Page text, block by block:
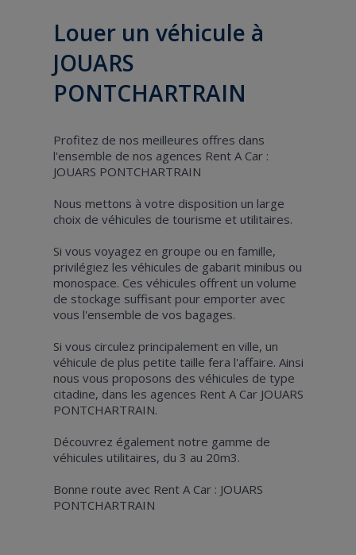
Louer un véhicule à
JOUARS
PONTCHARTRAIN
Profitez de nos meilleures offres dans
l'ensemble de nos agences Rent A Car :
JOUARS PONTCHARTRAIN
Nous mettons à votre disposition un large
choix de véhicules de tourisme et utilitaires.
Si vous voyagez en groupe ou en famille,
privilégiez les véhicules de gabarit minibus ou
monospace. Ces véhicules offrent un volume
de stockage suffisant pour emporter avec
vous l'ensemble de vos bagages.
Si vous circulez principalement en ville, un
véhicule de plus petite taille fera l'affaire. Ainsi
nous vous proposons des véhicules de type
citadine, dans les agences Rent A Car JOUARS
PONTCHARTRAIN.
Découvrez également notre gamme de
véhicules utilitaires, du 3 au 20m3.
Bonne route avec Rent A Car : JOUARS
PONTCHARTRAIN